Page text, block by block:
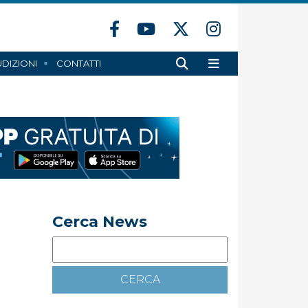
CONTATTI
Cerca News